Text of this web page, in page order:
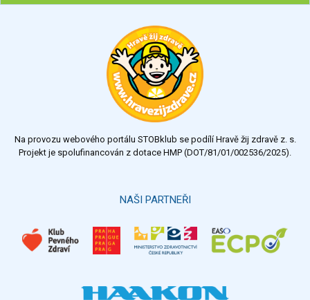
Chcete poradit s hubnutím? Najděte si odborníka STOBu ve
Výsledky Všechny ankety
Na provozu webového portálu STOBklub se podílí Hravě žij zdravě z. s.
Projekt je spolufinancován z dotace HMP (DOT/81/01/002536/2025).
NAŠI PARTNEŘI